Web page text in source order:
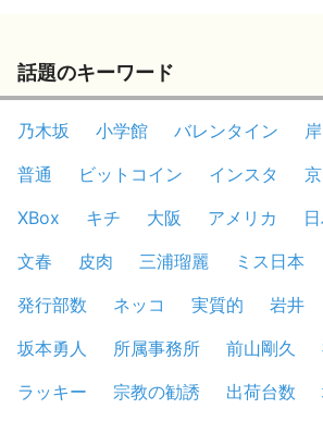
話題のキーワード
乃木坂 小学館 バレンタイン
普通
ビットコイン インスタ
XBox
キチ 大阪 アメリカ
文春
皮肉 三浦瑠麗 ミス日本
発行部数
ネッコ 実質的 岩井
坂本勇人
所属事務所 前山剛久
ラッキー
宗教の勧誘 出荷台数